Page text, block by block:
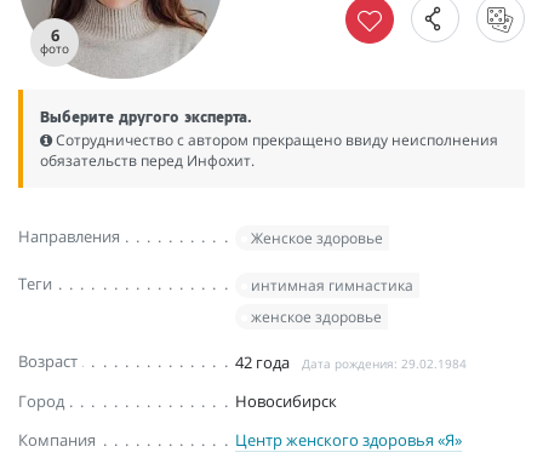
6
фото
Выберите другого эксперта.
Сотрудничество с автором прекращено ввиду неисполнения
обязательств перед Инфохит.
Направления Женское здоровье
Теги
интимная гимнастика
женское здоровье
Возраст 42 года Дата рождения: 29.02.1984
Город
Новосибирск
Компания
Центр женского здоровья «Я»